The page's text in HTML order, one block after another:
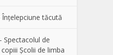
tăcută
Spectacolul de
Școlii de limba